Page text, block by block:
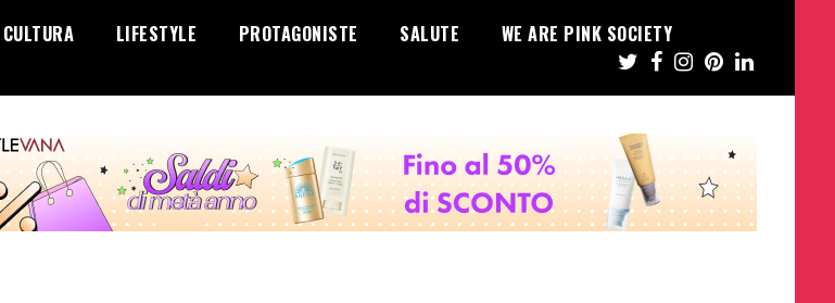
CULTURA LIFESTYLE PROTAGONISTE SALUTE WE ARE PINK SOCIETY